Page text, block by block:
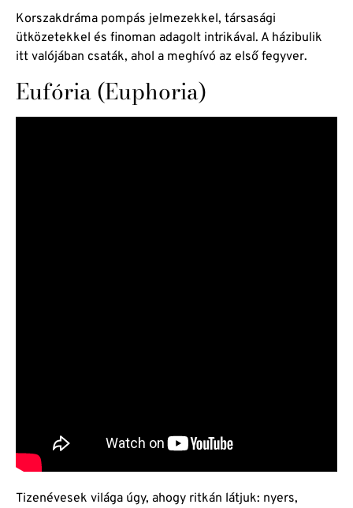
Korszakdráma pompás jelmezekkel, társasági
ütközetekkel és finoman adagolt intrikával. A házibulik
itt valójában csaták, ahol a meghívó az első fegyver.
Eufória (Euphoria)
Tizenévesek világa úgy, ahogy ritkán látjuk: nyers,